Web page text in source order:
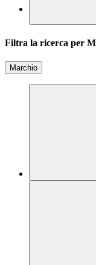
Filtra la ricerca per
Marchio